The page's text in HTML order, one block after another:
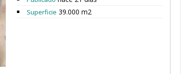
Superficie 39.000 m2